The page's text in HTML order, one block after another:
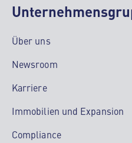
Über uns
Newsroom
Karriere
Immobilien und Expansion
Compliance